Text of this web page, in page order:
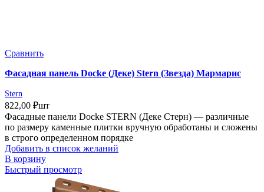
Сравнить
Фасадная панель Docke (Деке) Stern (Звезда) Мармарис
Stern
822,00 ₽шт
Фасадные панели Docke STERN (Деке Стерн) — различные
по размеру каменные плитки вручную обработаны и сложены
в строго определенном порядке
Добавить в список желаний
В корзину
Быстрый просмотр